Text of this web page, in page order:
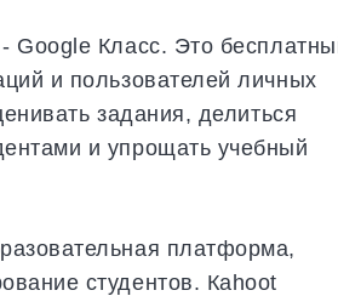
Google Класс. Это
и пользователей личных
задания, делиться
и упрощать учебный
платформа,
студентов. Кahoot